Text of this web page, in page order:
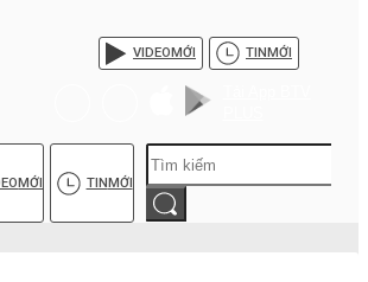
VIDEOMỚI TINMỚI
MỚI TINMỚI